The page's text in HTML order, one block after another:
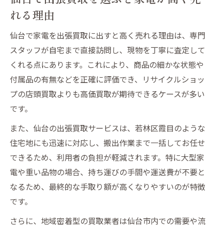
れる理由
仙台で家電を出張買取に出すと高く売れる理由は、専門
スタッフが自宅まで直接訪問し、現物を丁寧に査定して
くれる点にあります。これにより、商品の細かな状態や
付属品の有無などを正確に評価でき、リサイクルショッ
プの店頭買取よりも高価買取が期待できるケースが多い
です。
また、仙台の出張買取サービスは、若林区霞目のような
住宅地にも迅速に対応し、搬出作業まで一括してお任せ
できるため、利用者の負担が軽減されます。特に大型家
電や重い品物の場合、持ち運びの手間や運送費が不要と
なるため、最終的な手取り額が高くなりやすいのが特徴
です。
さらに、地域密着型の買取業者は仙台市内での需要や流